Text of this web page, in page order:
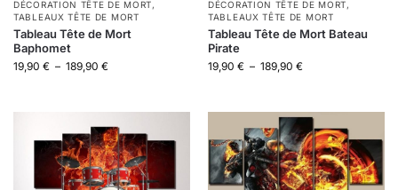
DÉCORATION TÊTE DE MORT,
TABLEAUX TÊTE DE MORT
Tableau Tête de Mort
Baphomet
19,90 € – 189,90 €
DÉCORATION TÊTE DE MORT,
TABLEAUX TÊTE DE MORT
Tableau Tête de Mort Bateau
Pirate
19,90 € – 189,90 €